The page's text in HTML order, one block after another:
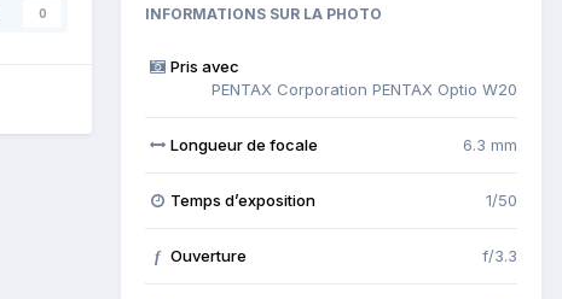
0 INFORMATIONS SUR LA PHOTO
Pris avec
PENTAX Corporation PENTAX Optio W20
Longueur de focale 6.3 mm
Temps d’exposition 1/50
f Ouverture f/3.3